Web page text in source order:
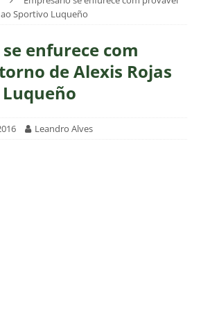
Sportivo Luqueño
enfurece com
de Alexis Rojas
Leandro Alves